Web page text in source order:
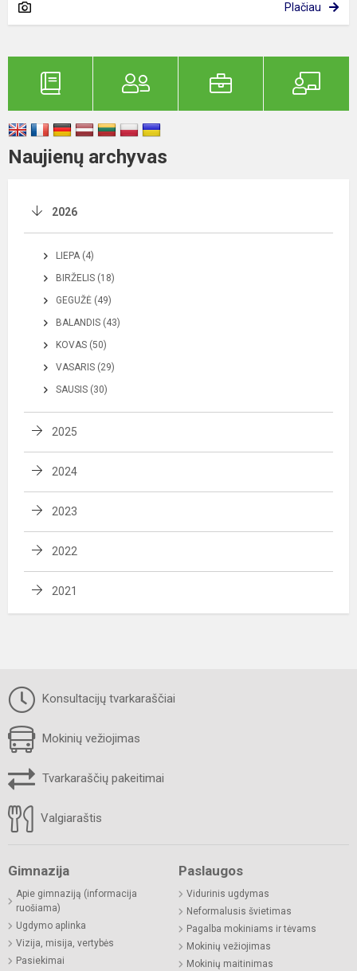
Plačiau
Naujienų archyvas
2026
LIEPA (4)
BIRŽELIS (18)
GEGUŽĖ (49)
BALANDIS (43)
KOVAS (50)
VASARIS (29)
SAUSIS (30)
2025
2024
2023
2022
2021
Konsultacijų tvarkaraščiai
Mokinių vežiojimas
Tvarkaraščių pakeitimai
Valgiaraštis
Gimnazija
Apie gimnaziją (informacija
ruošiama)
Ugdymo aplinka
Vizija, misija, vertybės
Pasiekimai
Paslaugos
Vidurinis ugdymas
Neformalusis švietimas
Pagalba mokiniams ir tėvams
Mokinių vežiojimas
Mokinių maitinimas